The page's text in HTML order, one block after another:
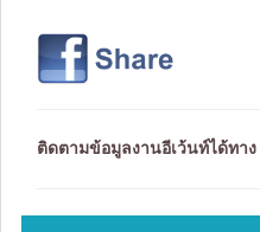
ติดตามข้อมูลงานอีเว้นท์ได้ทาง